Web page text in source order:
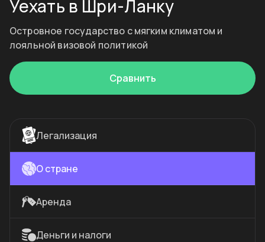
Уехать в Шри-Ланку
Островное государство с мягким климатом и
лояльной визовой политикой
Сравнить
Легализация
О стране
Аренда
Деньги и налоги